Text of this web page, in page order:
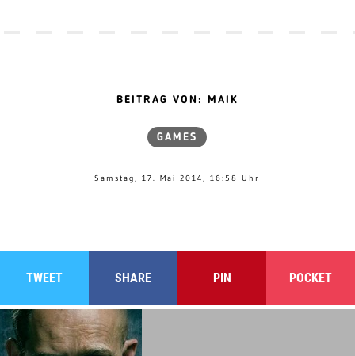
BEITRAG VON: MAIK
GAMES
Samstag, 17. Mai 2014, 16:58 Uhr
TWEET SHARE PIN POCKET